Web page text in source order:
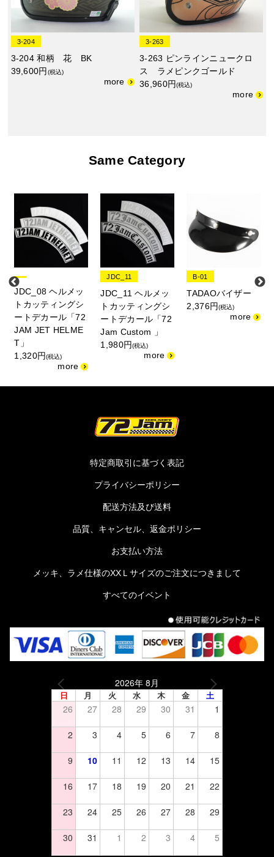
3-204
3-204 和柄 花 BK
39,600円 (税込)
3-263
3-263 ピンラインニュークロ
ス ラメピンクゴールド
36,960円(税込)
Same Category
JDC_08 ヘルメッ
トカッティングシ
ートデカール「72
JAM JET HELME
T」
1,320円(税込)
JDC_11
JDC_11 ヘルメッ
トカッティングシ
ートデカール「72
Jam Custom 」
1,980円(税込)
B-01
TADAOバイザー
2,376円(税込)
特定商取引に基づく表記
プライバシーポリシー
配送方法及び送料
品質、キャンセル、返金ポリシー
お支払い方法
メッキ、ラメ仕様のXXＬサイズのご注文につきまして
すべてのイベント
2026年 8月
日 月 火 水 木 金 土
26 27 28 29 30 31 1
2 3 4 5 6 7 8
9 10 11 12 13 14 15
16 17 18 19 20 21 22
23 24 25 26 27 28 29
30 31 1 2 3 4 5